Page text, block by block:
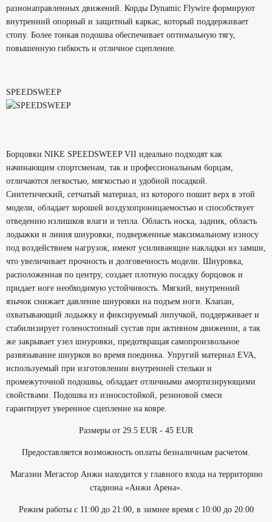
разнонаправленных движений. Корды Dynamic Flywire формируют
внутренний опорный и защитный каркас, который поддерживает
стопу. Более тонкая подошва обеспечивает оптимальную тягу,
повышенную гибкость и отличное сцепление.
SPEEDSWEEP
Борцовки NIKE SPEEDSWEEP VII идеально подходят как
начинающим спортсменам, так и профессиональным борцам,
отличаются легкостью, мягкостью и удобной посадкой.
Синтетический, сетчатый материал, из которого пошит верх в этой
модели, обладает хорошей воздухопроницаемостью и способствует
отведению излишков влаги и тепла. Область носка, задник, область
лодыжки и линия шнуровки, подверженные максимальному износу
под воздействием нагрузок, имеют усиливающие накладки из замши,
что увеличивает прочность и долговечность модели. Шнуровка,
расположенная по центру, создает плотную посадку борцовок и
придает ноге необходимую устойчивость. Мягкий, внутренний
язычок снижает давление шнуровки на подъем ноги. Клапан,
охватывающий лодыжку и фиксируемый липучкой, поддерживает и
стабилизирует голеностопный сустав при активном движении, а так
же закрывает узел шнуровки, предотвращая самопроизвольное
развязывание шнурков во время поединка. Упругий материал EVA,
используемый при изготовлении внутренней стельки и
промежуточной подошвы, обладает отличными амортизирующими
свойствами. Подошва из износостойкой, резиновой смеси
гарантирует уверенное сцепление на ковре.
Размеры от 29.5 EUR - 45 EUR
Предоставляется возможность оплаты безналичным расчетом.
Магазин Мегастор Анжи находится у главного входа на территорию
стадиона «Анжи Арена».
Режим работы с 11:00 до 21:00, в зимнее время с 10:00 до 20:00